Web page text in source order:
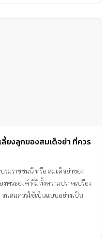
ยงลูกของสมเด็จย่า ที่ควร
มราชชนนี หรือ สมเด็จย่าของ
งพระองค์ ที่มีทั้งความปราดเปรื่อง
นสมควรใช้เป็นแบบอย่างเป็น